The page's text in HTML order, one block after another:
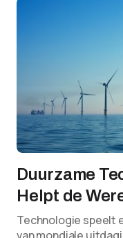
Duurzame
Helpt de
Technologie speelt